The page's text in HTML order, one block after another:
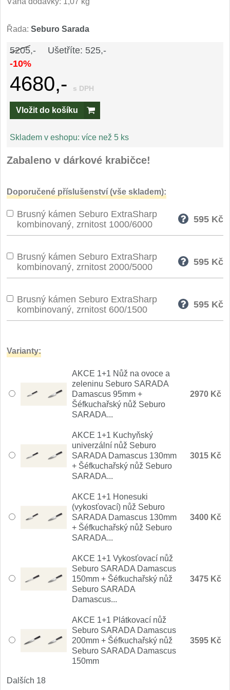
Záchranářské
Ostření nožů
Ostřiče nožů
Brusné kameny 3
Doplňky a díly 4
Nože SEBURO
Sady nožů SEBURO 6
Nože Seburo SUBAJA 92
Nože Seburo HOGANI
Nože Tojiro Shippu 2
Nože Tojiro Zen 1
Nože Samura MO-V 4
Nože Samura Bamboo 1
Ostřiče nožů V-Sharp
4
Řada: Seburo Sarada
5205,- Ušetříte: 525,-
-10%
4680,- s DPH
Vložit do košíku
Skladem v eshopu: více než 5 ks
Zabaleno v dárkové krabičce!
Doporučené příslušenství (vše skladem):
Brusný kámen Seburo ExtraSharp
kombinovaný, zrnitost 1000/6000
595 Kč
Brusný kámen Seburo ExtraSharp
kombinovaný, zrnitost 2000/5000
595 Kč
Brusný kámen Seburo ExtraSharp
kombinovaný, zrnitost 600/1500
595 Kč
Varianty:
AKCE 1+1 Nůž na ovoce a
zeleninu Seburo SARADA
Damascus 95mm +
Šéfkuchařský nůž Seburo
SARADA...
2970 Kč
AKCE 1+1 Kuchyňský
univerzální nůž Seburo
SARADA Damascus 130mm
+ Šéfkuchařský nůž Seburo
SARADA...
3015 Kč
AKCE 1+1 Honesuki
(vykosťovací) nůž Seburo
SARADA Damascus 130mm
+ Šéfkuchařský nůž Seburo
SARADA...
3400 Kč
AKCE 1+1 Vykosťovací nůž
Seburo SARADA Damascus
150mm + Šéfkuchařský nůž
Seburo SARADA
Damascus...
3475 Kč
AKCE 1+1 Plátkovací nůž
Seburo SARADA Damascus
200mm + Šéfkuchařský nůž
Seburo SARADA Damascus
150mm
3595 Kč
Dalších 18